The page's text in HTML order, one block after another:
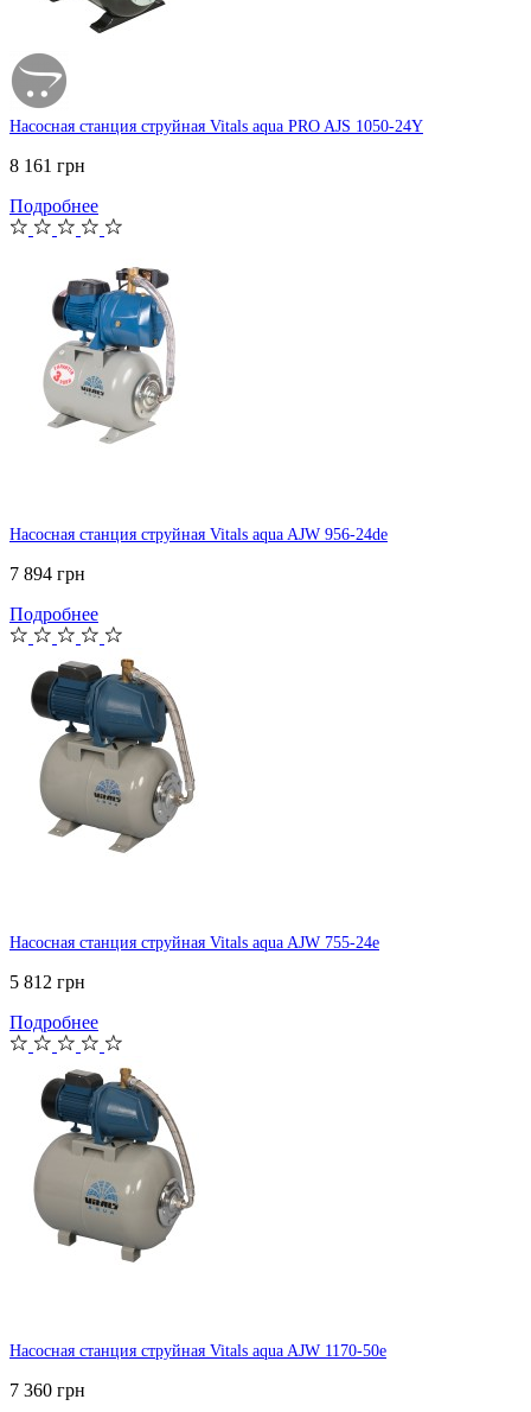
Насосная станция струйная Vitals aqua PRO AJS 1050-24Y
8 161 грн
Подробнее
Насосная станция струйная Vitals aqua AJW 956-24de
7 894 грн
Подробнее
Насосная станция струйная Vitals aqua AJW 755-24e
5 812 грн
Подробнее
Насосная станция струйная Vitals aqua AJW 1170-50e
7 360 грн